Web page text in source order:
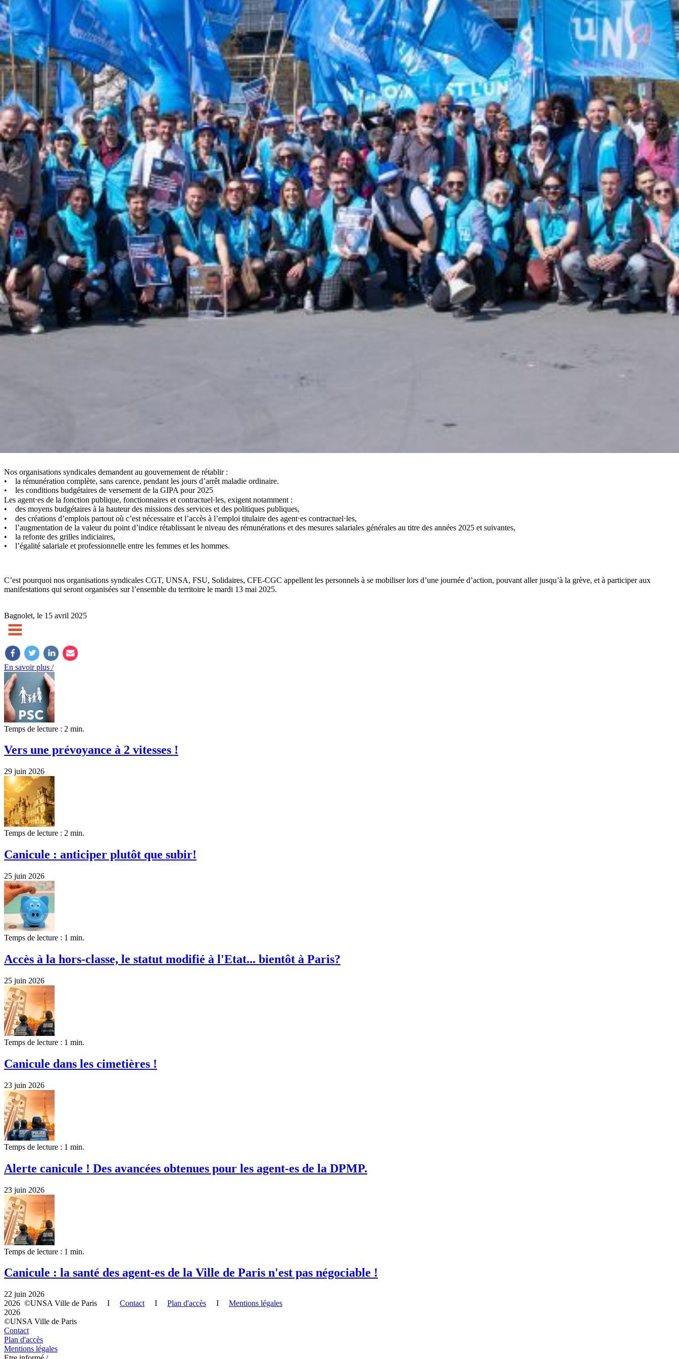
Qui sommes-nous ?
Rémunération
Temps de travail
Santé & maladie
Vos représentants
S'incrire à la newsletter
Découvrir l'UNSA
Nous rejoindre
Objectifs et Action
Médias
07 mai 2025 / Temps de lecture : 2 min /Imprimer cet article
Appel à une journée d'action le Mardi 13 mai 2025
Pour la Fonction publique, pour les agents et les agent·es : mobilisation mardi 13 mai !
Nos organisations syndicales CGT, UNSA, FSU, Solidaires, CFE-CGC constatent la grande insuffisance des premières réponses faites par le ministre de la Fonction publique et l’ensemble du gouvernement aux
revendications et aux propositions exprimées très massivement notamment dans la grève et les manifestations du 5 décembre dernier ou dans tous les cadres du dialogue social.
Mesurant la gravité des crises aux niveaux international, européen et national, elles réaffirment dans ce contexte la nécessité de préserver le modèle social et les droits qu’il garantit aux citoyen⋅nes et usager⋅es.
Pour nous, cela passe par la préservation et le développement des services publics, de la fonction publique qui en assume l’essentiel, par la reconnaissance de ses personnels et des missions d’intérêt général
qu’elles et ils exercent quotidiennement.
De ce point de vue, nos organisations alertent sur l’orientation choisie par le gouvernement concernant la préparation du budget 2026 qui, si elle devait être confirmée, signifierait suppressions massives d’emplois
L’agenda social adressé aux organisations syndicales par le ministre chargé de la fonction publique ne répond pas en l’état aux revendications et préoccupations des agent⋅es publics, notamment en matière
Nos organisations syndicales demandent au gouvernement de rétablir :
• la rémunération complète, sans carence, pendant les jours d’arrêt maladie ordinaire.
• les conditions budgétaires de versement de la GIPA pour 2025
Les agent⋅es de la fonction publique, fonctionnaires et contractuel·les, exigent notamment :
• des moyens budgétaires à la hauteur des missions des services et des politiques publiques,
• des créations d’emplois partout où c’est nécessaire et l’accès à l’emploi titulaire des agent⋅es contractuel⋅les,
• l’augmentation de la valeur du point d’indice rétablissant le niveau des rémunérations et des mesures salariales générales au titre des années 2025 et suivantes,
• la refonte des grilles indiciaires,
• l’égalité salariale et professionnelle entre les femmes et les hommes.
C’est pourquoi nos organisations syndicales CGT, UNSA, FSU, Solidaires, CFE-CGC appellent les personnels à se mobiliser lors d’une journée d’action, pouvant aller jusqu’à la grève, et à participer aux
manifestations qui seront organisées sur l’ensemble du territoire le mardi 13 mai 2025.
Bagnolet, le 15 avril 2025
En savoir plus /
Temps de lecture : 2 min.
Vers une prévoyance à 2 vitesses !
29 juin 2026
Temps de lecture : 2 min.
Canicule : anticiper plutôt que subir!
25 juin 2026
Temps de lecture : 1 min.
Accès à la hors-classe, le statut modifié à l'Etat... bientôt à Paris?
25 juin 2026
Temps de lecture : 1 min.
Canicule dans les cimetières !
23 juin 2026
Temps de lecture : 1 min.
Alerte canicule ! Des avancées obtenues pour les agent-es de la DPMP.
23 juin 2026
Temps de lecture : 1 min.
Canicule : la santé des agent-es de la Ville de Paris n'est pas négociable !
22 juin 2026
2026 ©UNSA Ville de Paris I Contact I Plan d'accès I Mentions légales
2026
©UNSA Ville de Paris
Contact
Plan d'accès
Mentions légales